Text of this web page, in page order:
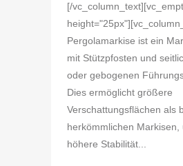
[/
Pergolamarkise ist ein
mit Stützpfosten und
oder gebogenen
Dies ermöglicht größere
Verschattungsflächen als
herkömmlichen Markisen,
höhere Stabilität...